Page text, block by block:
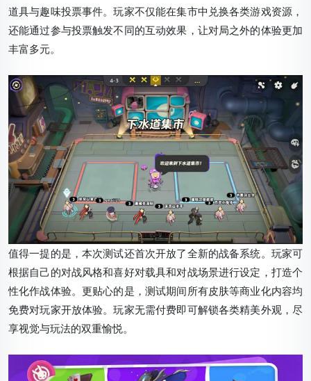
道具与趣味投票事件。玩家不仅能在集市中兑换各类游戏资源，
还能通过参与投票触发不同的互动效果，让对局之外的体验更加
丰富多元。
值得一提的是，本次测试还首次开放了全新的战备系统。玩家可
根据自己的对战风格和喜好对载具和对战场景进行设定，打造个
性化作战体验。更贴心的是，测试期间所有皮肤等商业化内容均
免费对玩家开放体验。玩家无需付费即可解锁各类精美外观，尽
享视觉与玩法的双重愉悦。